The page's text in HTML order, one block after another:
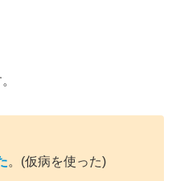
。(仮病を使った)